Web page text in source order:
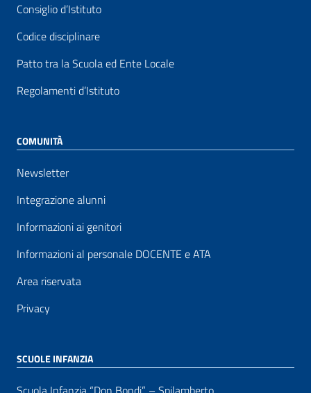
Consiglio d’Istituto
Codice disciplinare
Patto tra la Scuola ed Ente Locale
Regolamenti d’Istituto
COMUNITÀ
Newsletter
Integrazione alunni
Informazioni ai genitori
Informazioni al personale DOCENTE e ATA
Area riservata
Privacy
SCUOLE INFANZIA